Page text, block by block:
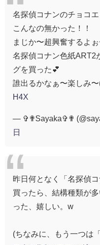
名探偵コナンのチョコ
こんなの無かった！！
まじか〜超興奮するよぉ
名探偵コナン色紙ART2
グを買った💕
誰出るかなぁ〜楽しみ
H4X
— ✞✟Sayaka✞✟
日
昨日何となく「名探偵
買ったら、結構種類が
った、嬉しい。w
(ちなみに、もう一つは